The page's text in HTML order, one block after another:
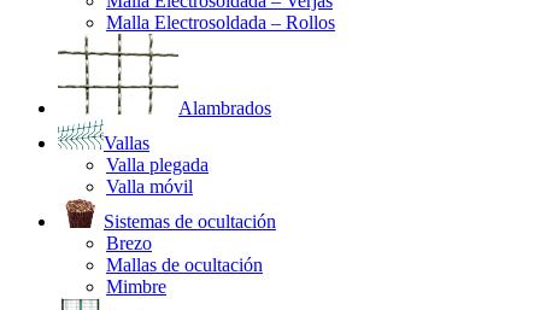
Malla Electrosoldada – Rollos
Alambrados
Vallas
Valla plegada
Valla móvil
Sistemas de ocultación
Brezo
Mallas de ocultación
Mimbre